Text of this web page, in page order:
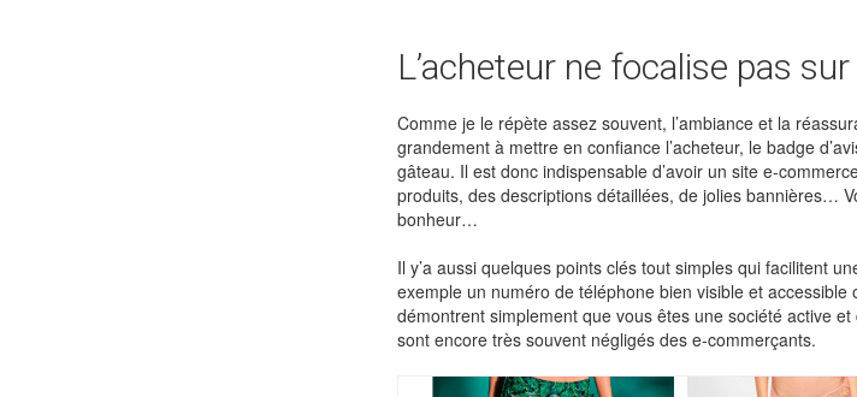
L’acheteur ne focalise pas
Comme je le répète assez souvent, l’ambiance et la
grandement à mettre en confiance l’acheteur, le badge
gâteau. Il est donc indispensable d’avoir un site e-
produits, des descriptions détaillées, de jolies bannières…
bonheur…
Il y’a aussi quelques points clés tout simples qui facilitent
exemple un numéro de téléphone bien visible et accessible
démontrent simplement que vous êtes une société active
sont encore très souvent négligés des e-commerçants.